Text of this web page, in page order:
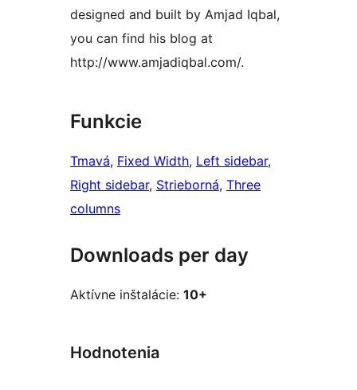
designed and built by Amjad Iqbal,
you can find his blog at
http://www.amjadiqbal.com/.
Funkcie
Tmavá, Fixed Width, Left sidebar
Right sidebar, Strieborná, Three
columns
Downloads per day
Aktívne inštalácie: 10+
Hodnotenia